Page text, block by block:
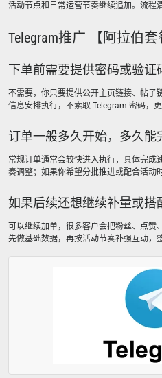
活动节点和日常运营节奏继续追加。流程
Telegram推广 【阿拉伯套
下单前需要提供密码或验证
不需要，你只要提供公开主页链接、帖子
信息安排执行，不索取 Telegram 密码，
订单一般多久开始，多久能
常规订单通常会较快进入执行，具体完成
奏调整；如果你希望分批推进或配合活动
如果后续还想继续补量或搭
可以继续加单，很多客户会把粉丝、点赞
先做基础数据，再按活动节奏补强互动，